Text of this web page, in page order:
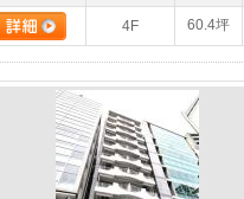
4F 60.4坪